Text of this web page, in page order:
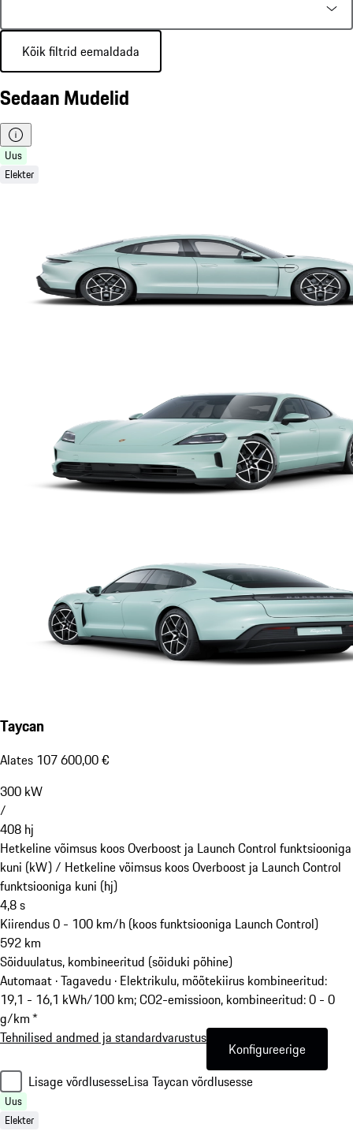
Kõik filtrid eemaldada
Sedaan Mudelid
Uus
Elekter
Taycan
Alates 107 600,00 €
300 kW
/
408 hj
Hetkeline võimsus koos Overboost ja Launch Control funktsiooniga
kuni (kW) / Hetkeline võimsus koos Overboost ja Launch Control
funktsiooniga kuni (hj)
4,8s
Kiirendus 0 - 100 km/h (koos funktsiooniga Launch Control)
592 km
Sõiduulatus, kombineeritud (sõiduki põhine)
Automaat · Tagavedu · Elektrikulu, mõõtekiirus kombineeritud:
19,1 - 16,1 kWh/100 km; CO2-emissioon, kombineeritud: 0 - 0
g/km *
Tehnilised andmed ja standardvarustus
Konfigureerige
Lisage võrdlusesseLisa Taycan võrdlusesse
Uus
Elekter